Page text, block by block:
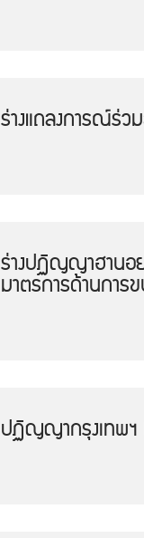
ร่างแถลงการณ์ร่
ร่างปฏิญญาฮานอย
มาตรการด้านการ
ปฏิญญากรุงเทพฯ